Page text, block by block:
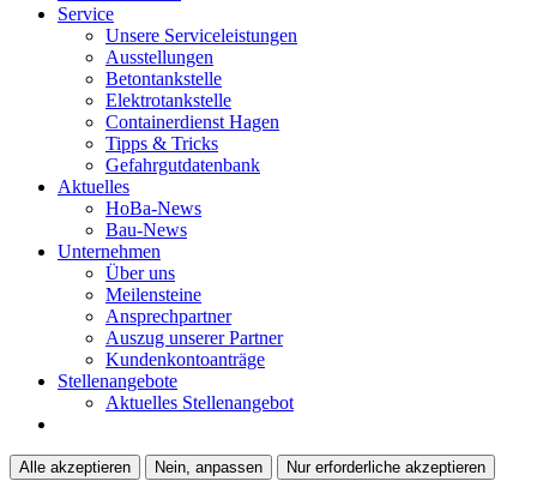
Service
Unsere Serviceleistungen
Ausstellungen
Betontankstelle
Elektrotankstelle
Containerdienst Hagen
Tipps & Tricks
Gefahrgutdatenbank
Aktuelles
HoBa-News
Bau-News
Unternehmen
Über uns
Meilensteine
Ansprechpartner
Auszug unserer Partner
Kundenkontoanträge
Stellenangebote
Aktuelles Stellenangebot
Alle akzeptieren Nein, anpassen Nur erforderliche akzeptieren